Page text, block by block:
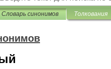
Словарь синонимов Толкования